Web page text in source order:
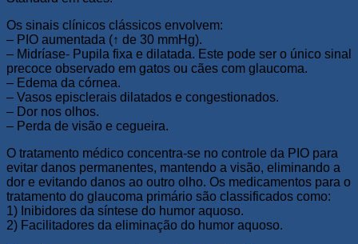
Os sinais clínicos clássicos envolvem:
– PIO aumentada (↑ de 30 mmHg).
– Midríase- Pupila fixa e dilatada. Este pode ser o único sinal
precoce observado em gatos ou cães com glaucoma.
– Edema da córnea.
– Vasos episclerais dilatados e congestionados.
– Dor nos olhos.
– Perda de visão e cegueira.
O tratamento médico concentra-se no controle da PIO para
evitar danos permanentes, mantendo a visão, eliminando a
dor e evitando danos ao outro olho. Os medicamentos para o
tratamento do glaucoma primário são classificados como:
1) Inibidores da síntese do humor aquoso.
2) Facilitadores da eliminação do humor aquoso.